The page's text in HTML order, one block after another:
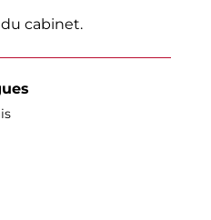
cabinet.